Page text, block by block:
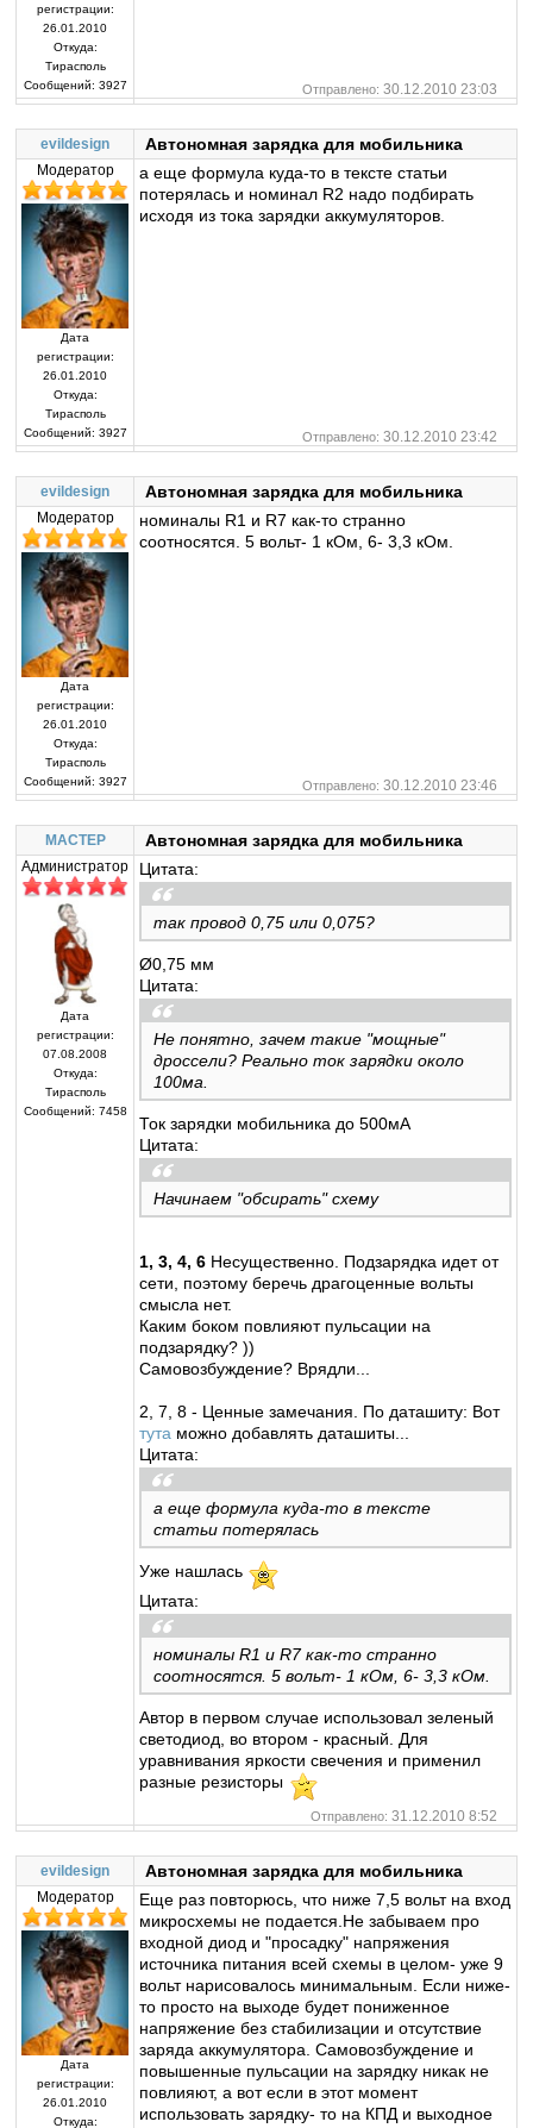
регистрации:
26.01.2010
Откуда:
Тирасполь
Сообщений: 3927 Отправлено: 30.12.2010 23:03
evildesign Автономная зарядка для мобильника
Модератор
Дата
регистрации:
26.01.2010
Откуда:
Тирасполь
Сообщений: 3927
а еще формула куда-то в тексте статьи
потерялась и номинал R2 надо подбирать
исходя из тока зарядки аккумуляторов.
Отправлено: 30.12.2010 23:42
evildesign Автономная зарядка для мобильника
Модератор
Дата
регистрации:
26.01.2010
Откуда:
Тирасполь
Сообщений: 3927
номиналы R1 и R7 как-то странно
соотносятся. 5 вольт- 1 кОм, 6- 3,3 кОм.
Отправлено: 30.12.2010 23:46
MACTEP Автономная зарядка для мобильника
Администратор
Дата
регистрации:
07.08.2008
Откуда:
Тирасполь
Сообщений: 7458
Цитата:
так провод 0,75 или 0,075?
Ø0,75 мм
Цитата:
Не понятно, зачем такие "мощные"
дроссели? Реально ток зарядки около
100ма.
Ток зарядки мобильника до 500мА
Цитата:
Начинаем "обсирать" схему
1, 3, 4, 6 Несущественно. Подзарядка идет от
сети, поэтому беречь драгоценные вольты
смысла нет.
Каким боком повлияют пульсации на
подзарядку? ))
Самовозбуждение? Врядли...
2, 7, 8 - Ценные замечания. По даташиту: Вот
тута можно добавлять даташиты...
Цитата:
а еще формула куда-то в тексте
статьи потерялась
Уже нашлась
Цитата:
номиналы R1 и R7 как-то странно
соотносятся. 5 вольт- 1 кОм, 6- 3,3 кОм.
Автор в первом случае использовал зеленый
светодиод, во втором - красный. Для
уравнивания яркости свечения и применил
разные резисторы
Отправлено: 31.12.2010 8:52
evildesign Автономная зарядка для мобильника
Модератор
Дата
регистрации:
26.01.2010
Откуда:
Еще раз повторюсь, что ниже 7,5 вольт на вход
микросхемы не подается.Не забываем про
входной диод и "просадку" напряжения
источника питания всей схемы в целом- уже 9
вольт нарисовалось минимальным. Если ниже-
то просто на выходе будет пониженное
напряжение без стабилизации и отсутствие
заряда аккумулятора. Самовозбуждение и
повышенные пульсации на зарядку никак не
повлияют, а вот если в этот момент
использовать зарядку- то на КПД и выходное